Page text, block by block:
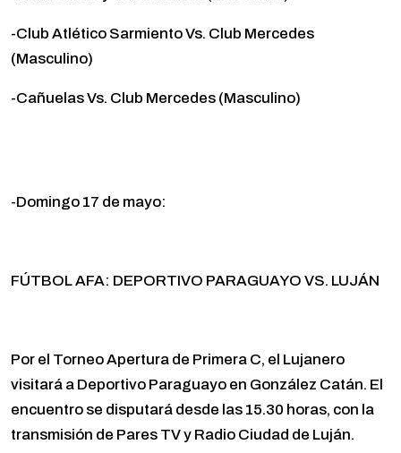
-Club Atlético Sarmiento Vs. Club Mercedes
(Masculino)
-Cañuelas Vs. Club Mercedes (Masculino)
-Domingo 17 de mayo:
FÚTBOL AFA: DEPORTIVO PARAGUAYO VS. LUJÁN
Por el Torneo Apertura de Primera C, el Lujanero
visitará a Deportivo Paraguayo en González Catán. El
encuentro se disputará desde las 15.30 horas, con la
transmisión de Pares TV y Radio Ciudad de Luján.